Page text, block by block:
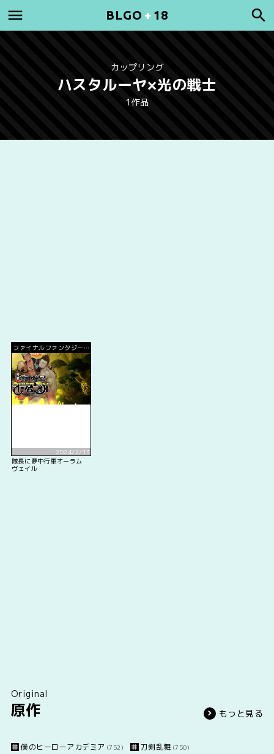
BLGO + 18
カップリング
ハスタルーヤ×光の戦士
1作品
ファイナルファンタジー
14
2024/2/13
隊長に夢中行軍オーラム
ヴェイル
Original
原作 もっと見る
僕のヒーローアカデミア (752) 刀剣乱舞 (750)